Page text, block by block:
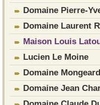
Domaine Pierre-
Domaine Laurent
Maison Louis
Lucien Le Moine
Domaine
Domaine Jean